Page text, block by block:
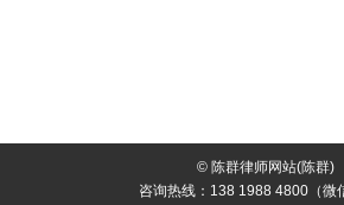
© 陈群律师网站(陈群)
咨询热线：138 1988 4800（微